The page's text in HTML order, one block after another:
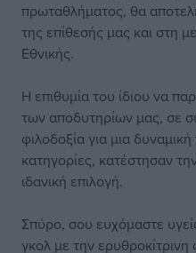
πρωταθλήματος, θα
της επίθεσής μας και στη
Εθνικής.
Η επιθυμία του ίδιου να
των αποδυτηρίων μας, σε
φιλοδοξία για μια
κατηγορίες, κατέστησαν
ιδανική επιλογή.
Σπύρο, σου ευχόμαστε
γκολ με την ερυθροκίτρινη